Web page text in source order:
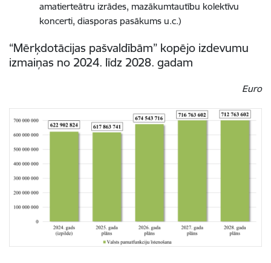
amatierteātru izrādes, mazākumtautību kolektīvu
koncerti, diasporas pasākums u.c.)
“Mērķdotācijas pašvaldībām” kopējo izdevumu
izmaiņas no 2024. līdz 2028. gadam
Euro